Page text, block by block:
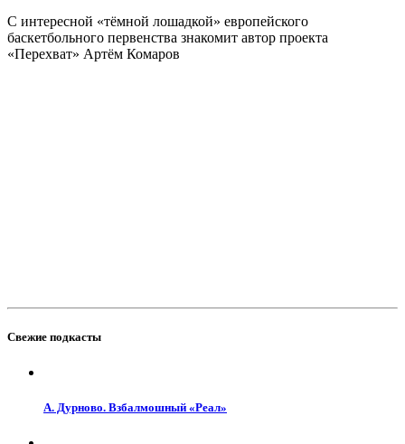
С интересной «тёмной лошадкой» европейского
баскетбольного первенства знакомит автор проекта
«Перехват» Артём Комаров
Свежие подкасты
А. Дурново. Взбалмошный «Реал»